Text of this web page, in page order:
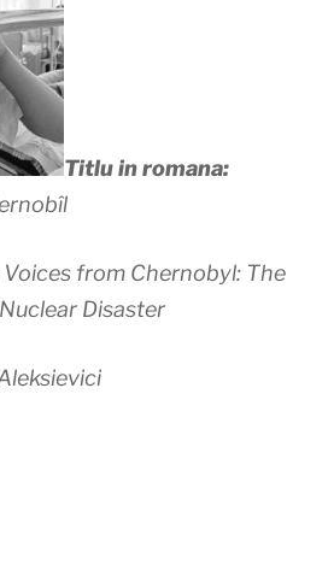
Titlu in romana:
Voices from Chernobyl: The
Disaster